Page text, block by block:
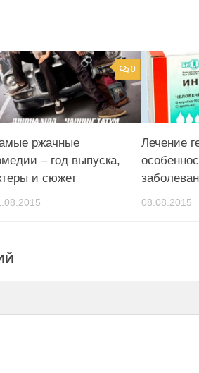
0
ржачные
– год выпуска,
и сюжет
Лечение
08.08.2015